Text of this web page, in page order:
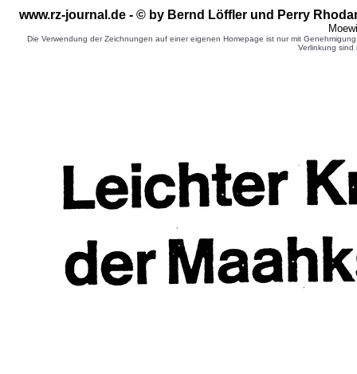
www.rz-journal.de - © by Bernd Löffler und Perry
Die Verwendung der Zeichnungen auf einer eigenen Homepage ist nur mit
Verlinkung sind